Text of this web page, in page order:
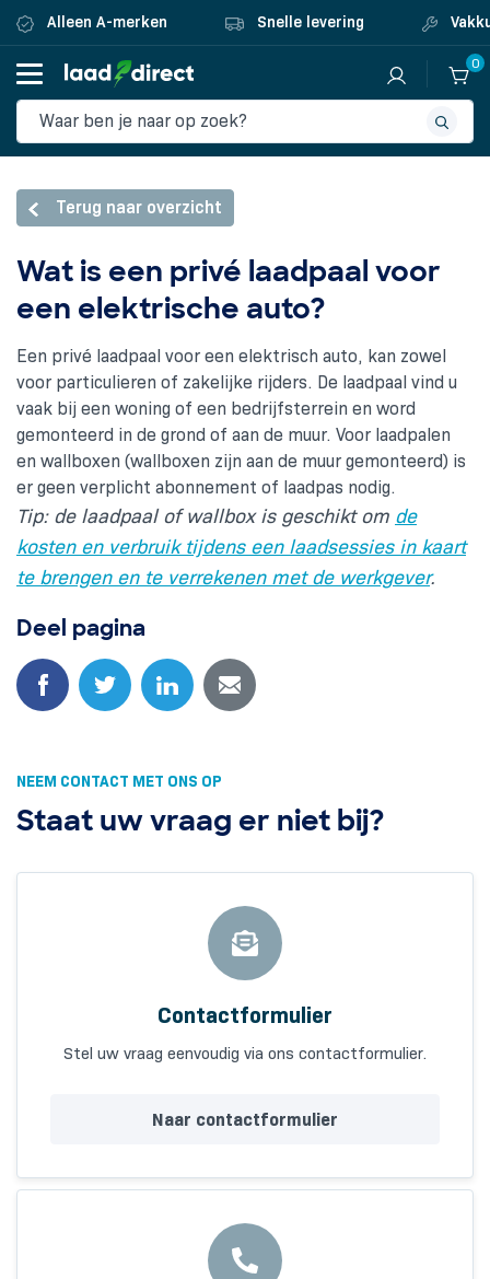
Alleen A-merken Snelle levering
0
Terug naar overzicht
Wat is een privé laadpaal voor
een elektrische auto?
Een privé laadpaal voor een elektrisch auto, kan zowel
voor particulieren of zakelijke rijders. De laadpaal vind u
vaak bij een woning of een bedrijfsterrein en word
gemonteerd in de grond of aan de muur. Voor laadpalen
en wallboxen (wallboxen zijn aan de muur gemonteerd) is
er geen verplicht abonnement of laadpas nodig.
Tip: de laadpaal of wallbox is geschikt om de
kosten en verbruik tijdens een laadsessies in kaart
te brengen en te verrekenen met de werkgever.
Deel pagina
NEEM CONTACT MET ONS OP
Staat uw vraag er niet bij?
Contactformulier
Stel uw vraag eenvoudig via ons contactformulier.
Naar contactformulier